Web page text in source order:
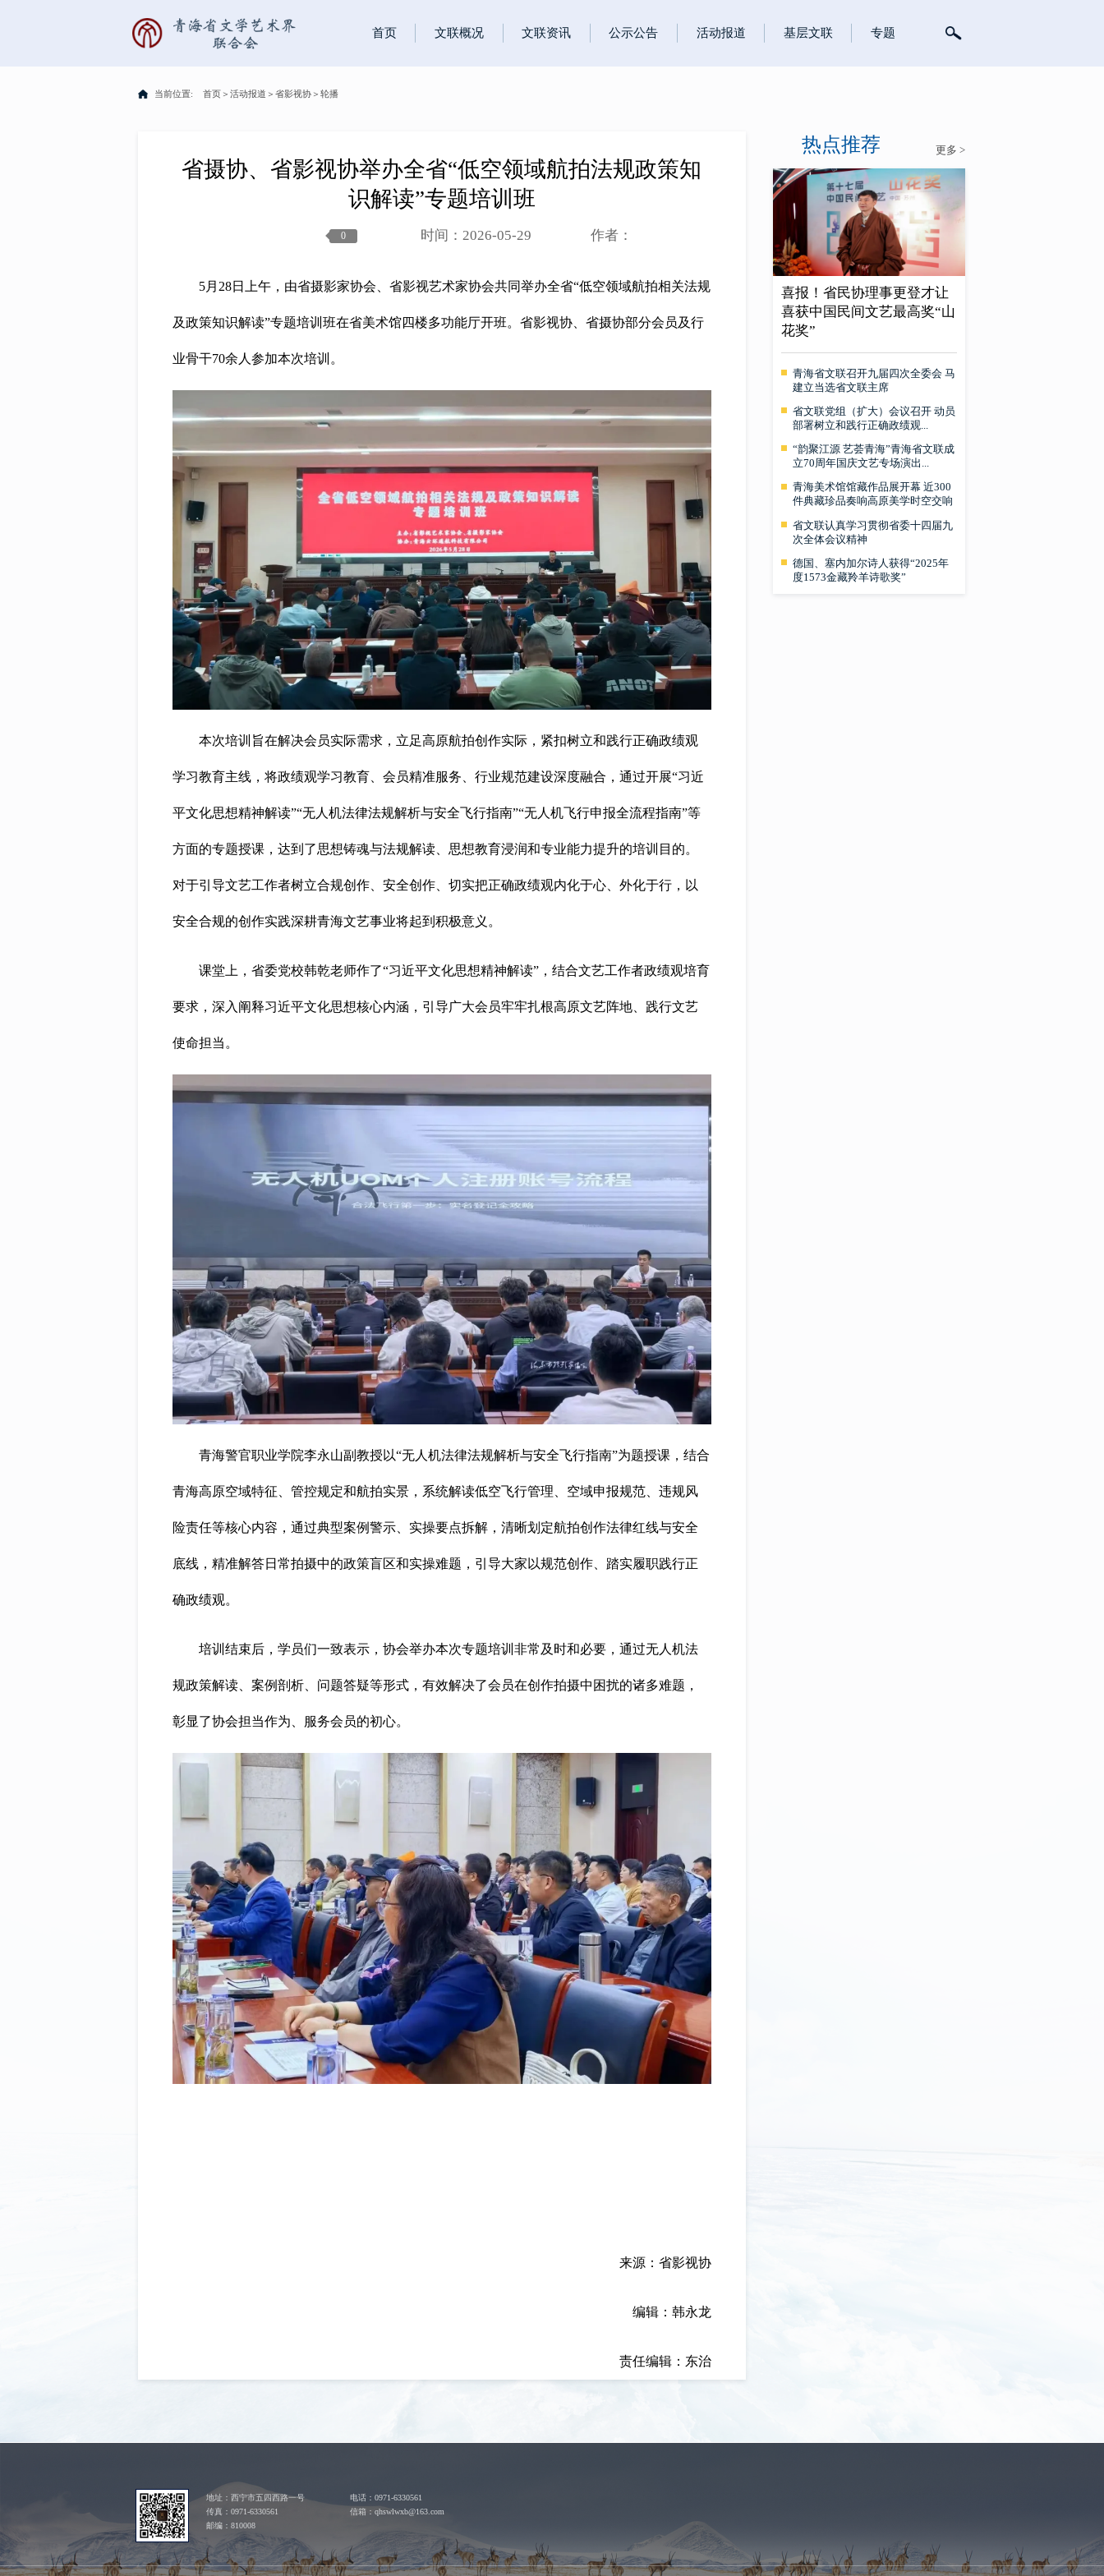
首页 文联概况 文联资讯 公示公告 活动报道 基层文联 专题
当前位置: 首页 ＞活动报道 ＞省影视协 ＞轮播
省摄协、省影视协举办全省“低空领域航拍法规政策知
识解读”专题培训班
0 时间：2026-05-29 作者：
5月28日上午，由省摄影家协会、省影视艺术家协会共同举办全省“低空领域航拍相关法规
及政策知识解读”专题培训班在省美术馆四楼多功能厅开班。省影视协、省摄协部分会员及行
业骨干70余人参加本次培训。
本次培训旨在解决会员实际需求，立足高原航拍创作实际，紧扣树立和践行正确政绩观
学习教育主线，将政绩观学习教育、会员精准服务、行业规范建设深度融合，通过开展“习近
平文化思想精神解读”“无人机法律法规解析与安全飞行指南”“无人机飞行申报全流程指南”等
方面的专题授课，达到了思想铸魂与法规解读、思想教育浸润和专业能力提升的培训目的。
对于引导文艺工作者树立合规创作、安全创作、切实把正确政绩观内化于心、外化于行，以
安全合规的创作实践深耕青海文艺事业将起到积极意义。
课堂上，省委党校韩乾老师作了“习近平文化思想精神解读”，结合文艺工作者政绩观培育
要求，深入阐释习近平文化思想核心内涵，引导广大会员牢牢扎根高原文艺阵地、践行文艺
使命担当。
青海警官职业学院李永山副教授以“无人机法律法规解析与安全飞行指南”为题授课，结合
青海高原空域特征、管控规定和航拍实景，系统解读低空飞行管理、空域申报规范、违规风
险责任等核心内容，通过典型案例警示、实操要点拆解，清晰划定航拍创作法律红线与安全
底线，精准解答日常拍摄中的政策盲区和实操难题，引导大家以规范创作、踏实履职践行正
确政绩观。
培训结束后，学员们一致表示，协会举办本次专题培训非常及时和必要，通过无人机法
规政策解读、案例剖析、问题答疑等形式，有效解决了会员在创作拍摄中困扰的诸多难题，
彰显了协会担当作为、服务会员的初心。
来源：省影视协
编辑：韩永龙
责任编辑：东治
热点推荐 更多 >
喜报！省民协理事更登才让
喜获中国民间文艺最高奖“山
花奖”
青海省文联召开九届四次全委会 马
建立当选省文联主席
省文联党组（扩大）会议召开 动员
部署树立和践行正确政绩观...
“韵聚江源 艺荟青海”青海省文联成
立70周年国庆文艺专场演出...
青海美术馆馆藏作品展开幕 近300
件典藏珍品奏响高原美学时空交响
省文联认真学习贯彻省委十四届九
次全体会议精神
德国、塞内加尔诗人获得“2025年
度1573金藏羚羊诗歌奖”
地址：西宁市五四西路一号
电话：0971-6330561
传真：0971-6330561
信箱：qhswlwxb@163.com
邮编：810008